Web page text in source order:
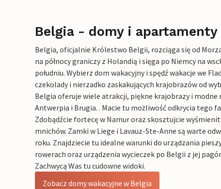
Belgia - domy i apartamenty
Belgia, oficjalnie Królestwo Belgii, rozciąga się od
na północy graniczy z Holandią i sięga po Niemcy na
południu. Wybierz dom wakacyjny i spędź wakacje we
czekolady i nierzadko zaskakujących krajobrazów od
Belgia oferuje wiele atrakcji, piękne krajobrazy i modne
Antwerpia i Brugia. . Macie tu możliwość odkrycia tego
Zdobądźcie fortecę w Namur oraz skosztujcie
mnichów. Zamki w Liege i Lavauz-Ste-Anne są warte
roku. Znajdziecie tu idealne warunki do urządzania
rowerach oraz urządzenia wycieczek po Belgii z jej
Zachwycą Was tu cudowne widoki.
Zobacz domy wakacyjne w Belgia